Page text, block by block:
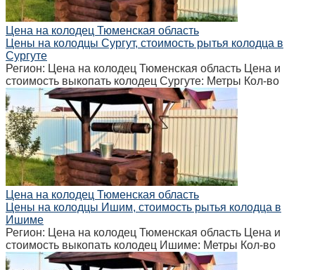
Цена на колодец Тюменская область
Цены на колодцы Сургут, стоимость рытья колодца в
Сургуте
Регион: Цена на колодец Тюменская область Цена и
стоимость выкопать колодец Сургуте: Метры Кол-во
Цена на колодец Тюменская область
Цены на колодцы Ишим, стоимость рытья колодца в
Ишиме
Регион: Цена на колодец Тюменская область Цена и
стоимость выкопать колодец Ишиме: Метры Кол-во